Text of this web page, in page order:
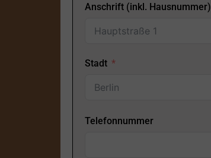
Anschrift (inkl. Hausnummer)
Stadt
Telefonnummer